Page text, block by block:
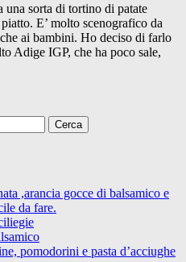
sorta di tortino di patate
E’ molto scenografico da
ai bambini. Ho deciso di farlo
Adige IGP, che ha poco sale,
,arancia gocce di balsamico e
da fare.
pomodorini e pasta d’acciughe